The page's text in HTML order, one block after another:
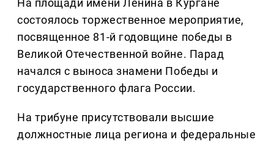
На площади имени Ленина в Кургане
состоялось торжественное мероприятие,
посвященное 81-й годовщине победы в
Великой Отечественной войне. Парад
начался с выноса знамени Победы и
государственного флага России.
На трибуне присутствовали высшие
должностные лица региона и федеральные